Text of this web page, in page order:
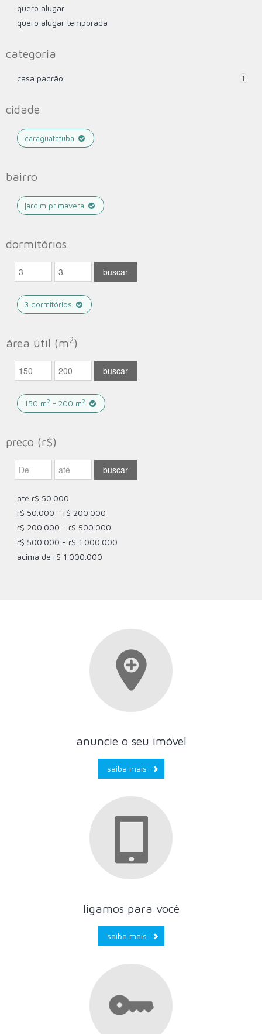
quero alugar
quero alugar temporada
categoria
casa padrão 1
cidade
caraguatatuba
bairro
jardim primavera
dormitórios
3 dormitórios
área útil (m2)
150 m2 - 200 m2
preço (r$)
até r$ 50.000
r$ 50.000 - r$ 200.000
r$ 200.000 - r$ 500.000
r$ 500.000 - r$ 1.000.000
acima de r$ 1.000.000
anuncie o seu imóvel
saiba mais
ligamos para você
saiba mais